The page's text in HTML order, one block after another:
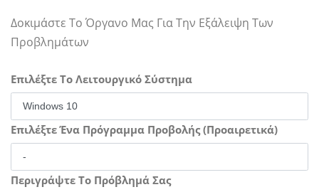
Δοκιμάστε Το Όργανο Μας Για Την Εξάλειψη Των
Προβλημάτων
Επιλέξτε Το Λειτουργικό Σύστημα
Επιλέξτε Ένα Πρόγραμμα Προβολής (Προαιρετικά)
Περιγράψτε Το Πρόβλημά Σας